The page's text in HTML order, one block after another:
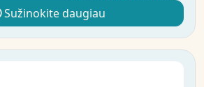
Sužinokite daugiau